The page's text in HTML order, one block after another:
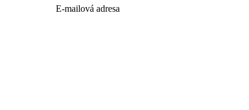
E-mailová adresa